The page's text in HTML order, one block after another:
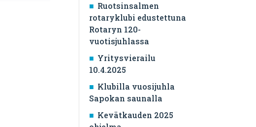
Ruotsinsalmen
rotaryklubi edustettuna
Rotaryn 120-
vuotisjuhlassa
Yritysvierailu
10.4.2025
Klubilla vuosijuhla
Sapokan saunalla
Kevätkauden 2025